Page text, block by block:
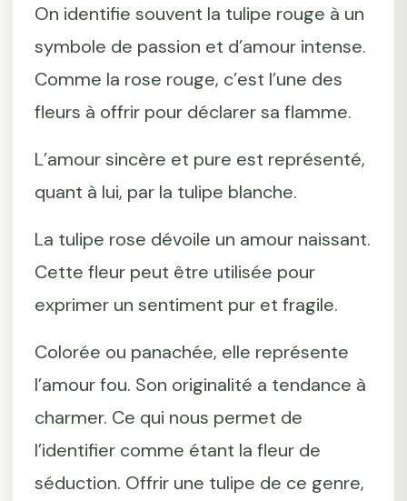
On identifie souvent la tulipe rouge à un
symbole de passion et d’amour intense.
Comme la rose rouge, c’est l’une des
fleurs à offrir pour déclarer sa flamme.
L’amour sincère et pure est représenté,
quant à lui, par la tulipe blanche.
La tulipe rose dévoile un amour naissant.
Cette fleur peut être utilisée pour
exprimer un sentiment pur et fragile.
Colorée ou panachée, elle représente
l’amour fou. Son originalité a tendance à
charmer. Ce qui nous permet de
l’identifier comme étant la fleur de
séduction. Offrir une tulipe de ce genre,